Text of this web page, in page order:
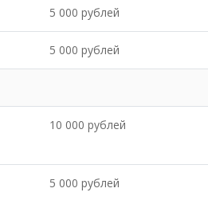
5 000 рублей
5 000 рублей
10 000 рублей
5 000 рублей